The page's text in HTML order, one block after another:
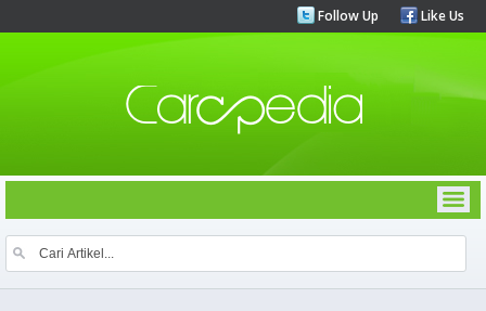
Follow Up Like Us